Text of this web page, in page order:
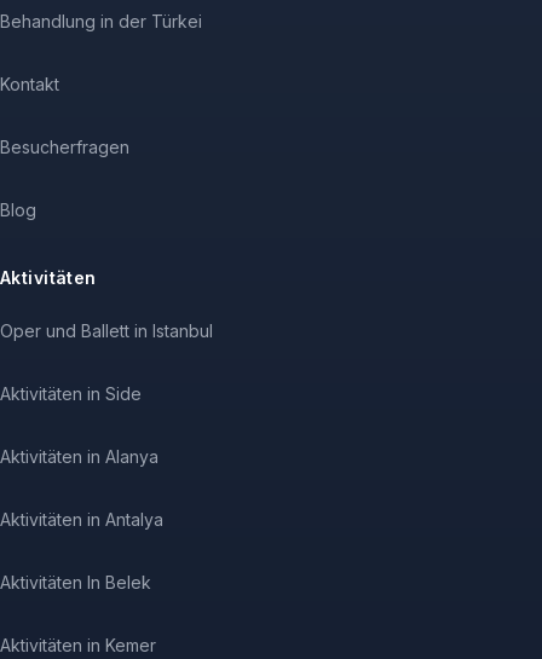
Behandlung in der Türkei
Kontakt
Besucherfragen
Blog
Aktivitäten
Oper und Ballett in Istanbul
Aktivitäten in Side
Aktivitäten in Alanya
Aktivitäten in Antalya
Aktivitäten In Belek
Aktivitäten in Kemer